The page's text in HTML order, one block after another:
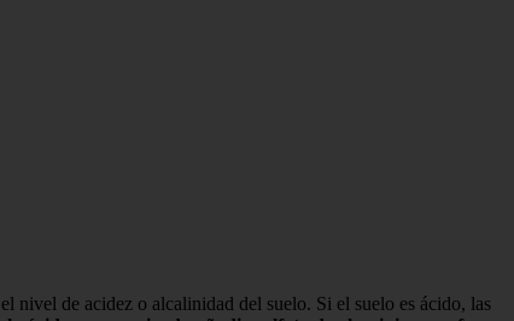
nivel de acidez o alcalinidad del suelo. Si el suelo es ácido, las